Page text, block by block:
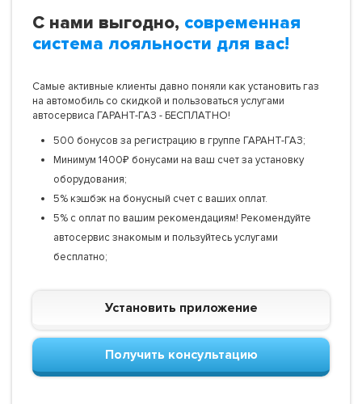
С нами выгодно, современная
система лояльности для вас!
Самые активные клиенты давно поняли как установить газ
на автомобиль со скидкой и пользоваться услугами
автосервиса ГАРАНТ-ГАЗ - БЕСПЛАТНО!
500 бонусов за регистрацию в группе ГАРАНТ-ГАЗ;
Минимум 1400₽ бонусами на ваш счет за установку
оборудования;
5% кэшбэк на бонусный счет с ваших оплат.
5% с оплат по вашим рекомендациям! Рекомендуйте
автосервис знакомым и пользуйтесь услугами
бесплатно;
Установить приложение
Получить консультацию